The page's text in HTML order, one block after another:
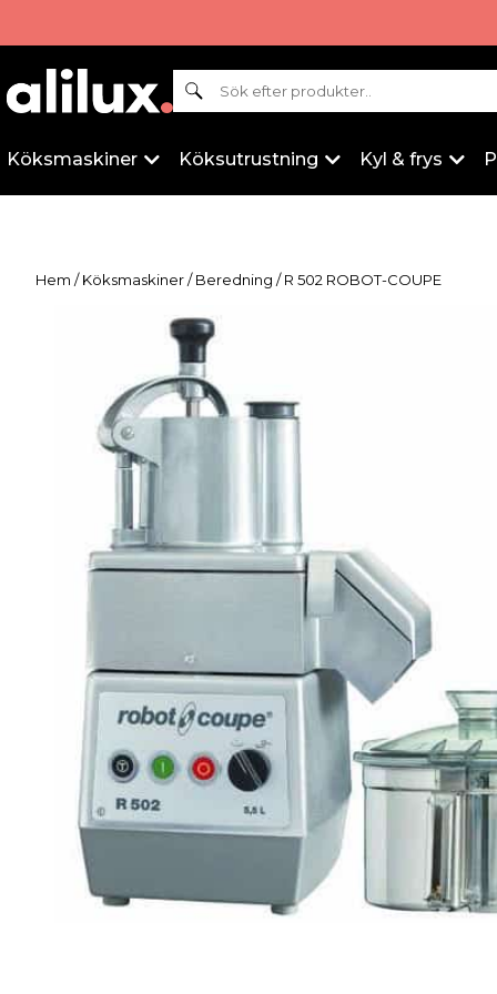
Sök
Köksmaskiner Köksutrustning Kyl & frys
Hem /Köksmaskiner/Beredning / R 502 ROBOT-COUPE